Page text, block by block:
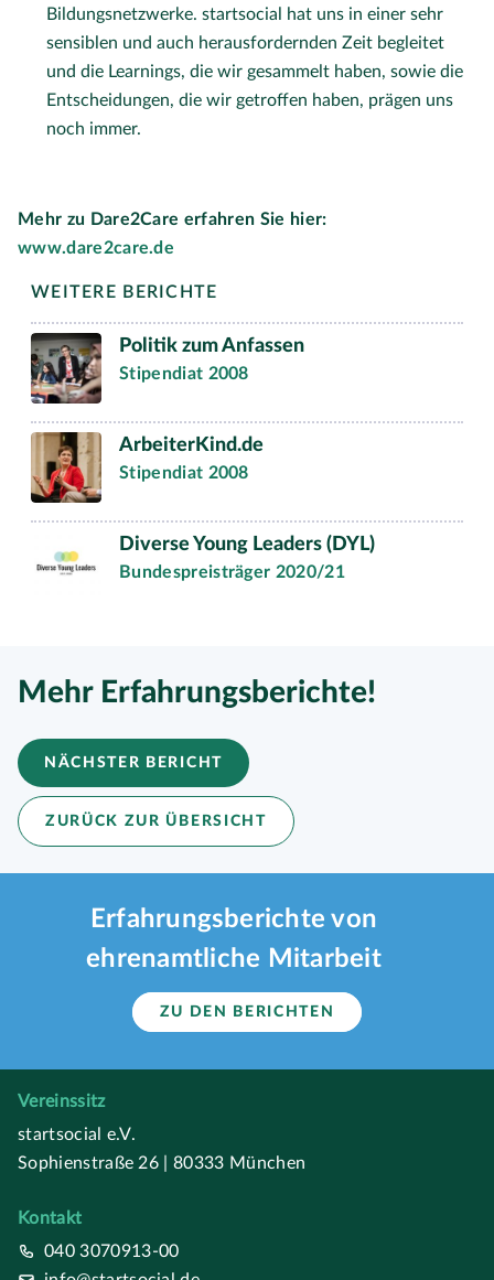
Bildungsnetzwerke. startsocial hat uns in einer sehr
sensiblen und auch herausfordernden Zeit begleitet
und die Learnings, die wir gesammelt haben, sowie die
Entscheidungen, die wir getroffen haben, prägen uns
noch immer.
Mehr zu Dare2Care erfahren Sie hier:
www.dare2care.de
WEITERE BERICHTE
Politik zum Anfassen
Stipendiat 2008
ArbeiterKind.de
Stipendiat 2008
Diverse Young Leaders (DYL)
Bundespreisträger 2020/21
Mehr Erfahrungsberichte!
NÄCHSTER BERICHT
ZURÜCK ZUR ÜBERSICHT
Erfahrungsberichte von
ehrenamtliche Mitarbeit
ZU DEN BERICHTEN
Vereinssitz
startsocial e.V.
Sophienstraße 26 | 80333 München
Kontakt
040 3070913-00